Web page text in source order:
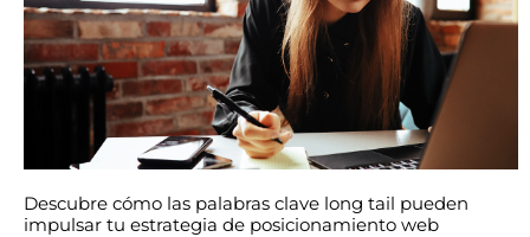
Descubre cómo las palabras clave long tail pueden
impulsar tu estrategia de posicionamiento web